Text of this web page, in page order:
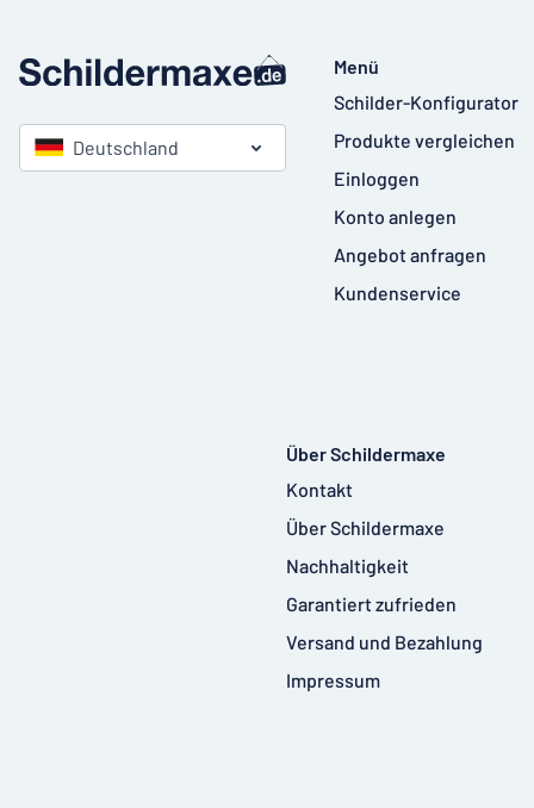
Deutschland
Menü
Schilder-Konfigurator
Produkte vergleichen
Einloggen
Konto anlegen
Angebot anfragen
Kundenservice
Über Schildermaxe
Kontakt
Über Schildermaxe
Nachhaltigkeit
Garantiert zufrieden
Versand und Bezahlung
Impressum